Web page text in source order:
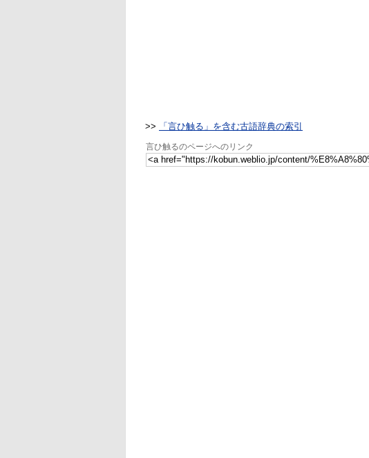
>> 「言ひ触る」を含む古語辞典の索引
言ひ触るのページへのリンク